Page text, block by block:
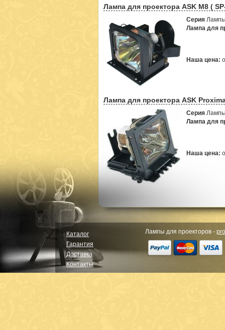
Лампа для проектора ASK M8 (
Серия
Лампа для
Наша цена:
Лампа для проектора ASK
Серия
Лампа для
Наша цена:
Каталог
Гарантия
Доставка
Контакты
Лампы для проекторов -